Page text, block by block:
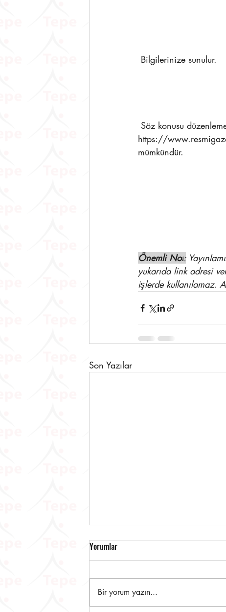
Bilgilerinize sunulur.
https://
mümkündür.
Önemli Not:
yukarıda link adresi
işlerde kullanılamaz.
Son Yazılar
Yorumlar
Bir yorum yazın...